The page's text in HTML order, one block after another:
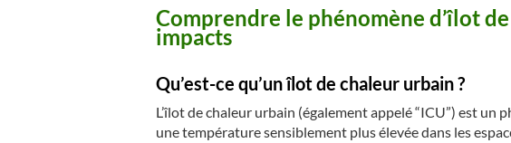
Comprendre le phénomène d’îlot
impacts
Qu’est-ce qu’un îlot de chaleur urbain ?
L’îlot de chaleur urbain (également appelé “ICU”) est un
une température sensiblement plus élevée dans les